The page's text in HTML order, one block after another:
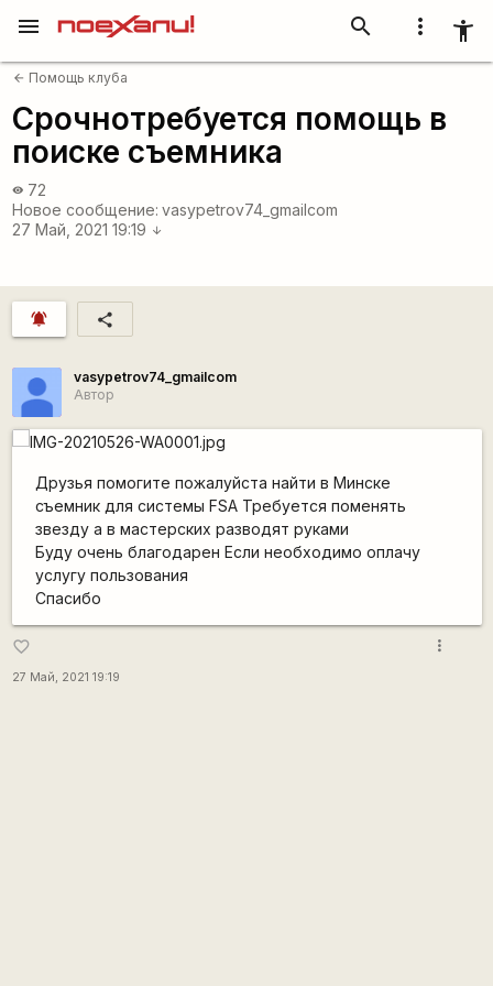
more_vert accessibility_new
search
menu
arrow_back Помощь клуба
Срочнотребуется помощь в
поиске съемника
visibility 72
Новое сообщение: vasypetrov74_gmailcom
27 Май, 2021 19:19
arrow_downward
notifications_active share
vasypetrov74_gmailcom
Автор
Друзья помогите пожалуйста найти в Минске
съемник для системы FSA Требуется поменять
звезду а в мастерских разводят руками
Буду очень благодарен Если необходимо оплачу
услугу пользования
Спасибо
favorite_border
27 Май, 2021 19:19
more_vert